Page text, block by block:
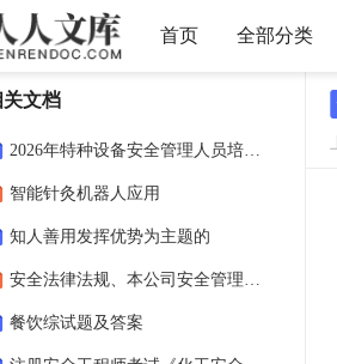
首页 全部分类
关文档
2026年特种设备安全管理人员培训考试试卷及答案（共十五套）
智能针灸机器人应用
知人善用发挥优势为主题的
安全法律法规、本公司安全管理制度及安全生产责任制
餐饮综试题及答案